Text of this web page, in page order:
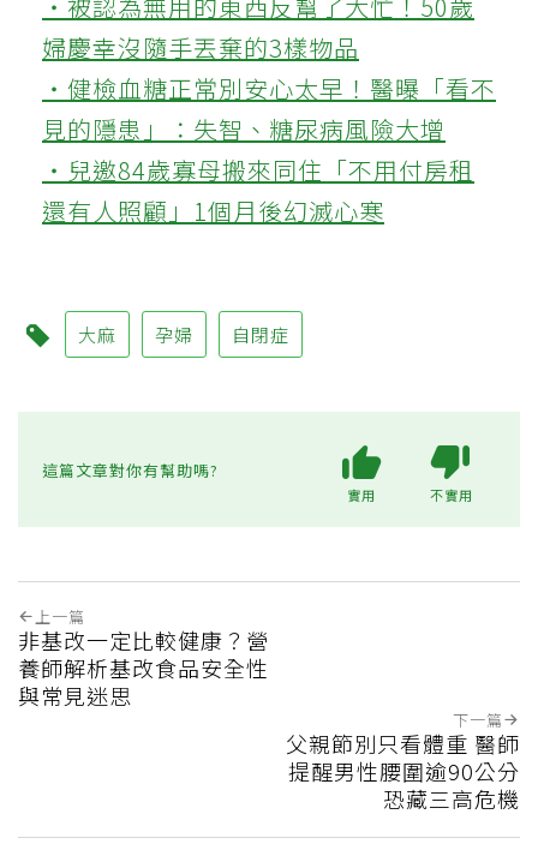
‧被認為無用的東西反幫了大忙！50歲
婦慶幸沒隨手丟棄的3樣物品
‧健檢血糖正常別安心太早！醫曝「看不
見的隱患」：失智、糖尿病風險大增
‧兒邀84歲寡母搬來同住「不用付房租
還有人照顧」1個月後幻滅心寒
大麻 孕婦 自閉症
這篇文章對你有幫助嗎?
實用 不實用
上一篇
非基改一定比較健康？營
養師解析基改食品安全性
與常見迷思
下一篇
父親節別只看體重 醫師
提醒男性腰圍逾90公分
恐藏三高危機